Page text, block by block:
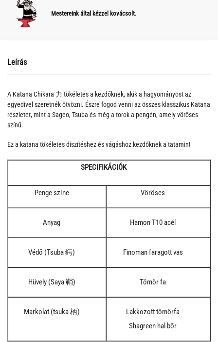
Mestereink által kézzel kovácsolt.
Leírás
A Katana Chikara 力 tökéletes a kezdőknek, akik a hagyományost az
egyedivel szeretnék ötvözni. Észre fogod venni az összes klasszikus Katana
részletet, mint a Sageo, Tsuba és még a torok a pengén, amely vöröses
színű.
Ez a katana tökéletes díszítéshez és vágáshoz kezdőknek a tatamin!
SPECIFIKÁCIÓK
Penge színe Vöröses
Anyag Hamon T10 acél
Védő (Tsuba 鍔) Finoman faragott vas
Hüvely (Saya 鞘) Tömör fa
Markolat (tsuka 柄)
Lakkozott tömörfa
Shagreen hal bőr